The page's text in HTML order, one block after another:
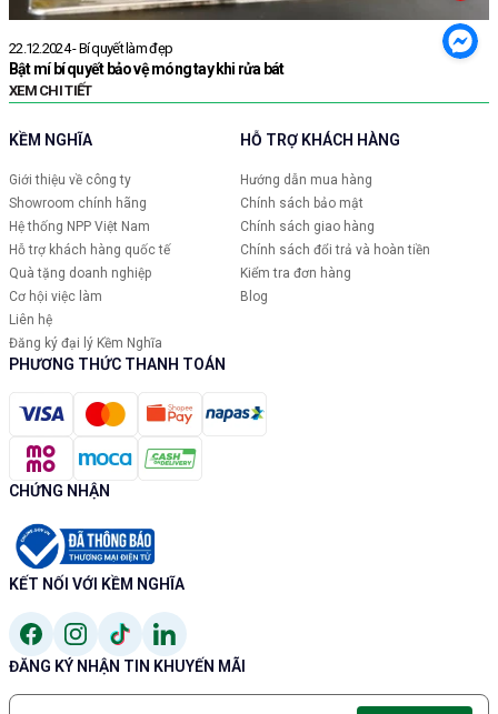
22.12.2024 - Bí quyết làm đẹp
Bật mí bí quyết bảo vệ móng tay khi rửa bát
XEM CHI TIẾT
KỀM NGHĨA
Giới thiệu về công ty
Showroom chính hãng
Hệ thống NPP Việt Nam
Hỗ trợ khách hàng quốc tế
Quà tặng doanh nghiệp
Cơ hội việc làm
Liên hệ
Đăng ký đại lý Kềm Nghĩa
HỖ TRỢ KHÁCH HÀNG
Hướng dẫn mua hàng
Chính sách bảo mật
Chính sách giao hàng
Chính sách đổi trả và hoàn tiền
Kiểm tra đơn hàng
Blog
PHƯƠNG THỨC THANH TOÁN
CHỨNG NHẬN
KẾT NỐI VỚI KỀM NGHĨA
ĐĂNG KÝ NHẬN TIN KHUYẾN MÃI